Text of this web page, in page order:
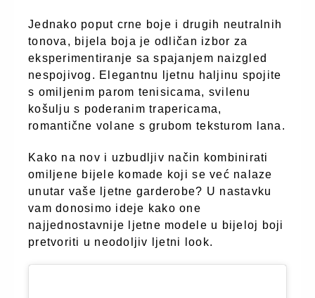
Jednako poput crne boje i drugih neutralnih
tonova, bijela boja je odličan izbor za
eksperimentiranje sa spajanjem naizgled
nespojivog. Elegantnu ljetnu haljinu spojite
s omiljenim parom tenisicama, svilenu
košulju s poderanim trapericama,
romantične volane s grubom teksturom lana.
Kako na nov i uzbudljiv način kombinirati
omiljene bijele komade koji se već nalaze
unutar vaše ljetne garderobe? U nastavku
vam donosimo ideje kako one
najjednostavnije ljetne modele u bijeloj boji
pretvoriti u neodoljiv ljetni look.